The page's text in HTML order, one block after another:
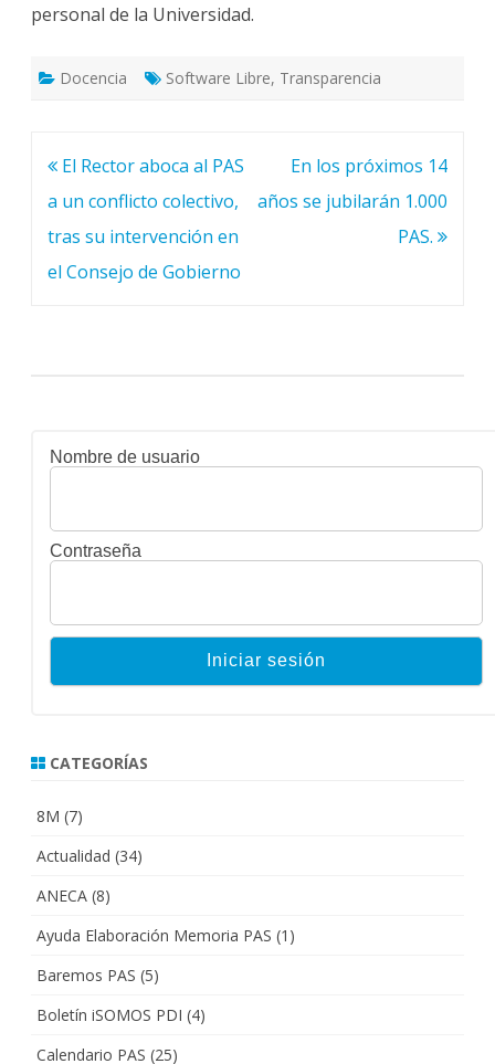
personal de la Universidad.
Docencia Software Libre, Transparencia
Navegación
de
entradas
El Rector aboca al PAS
a un conflicto colectivo,
tras su intervención en
el Consejo de Gobierno
En los próximos 14
años se jubilarán 1.000
PAS.
Nombre de usuario
Contraseña
CATEGORÍAS
8M (7)
Actualidad (34)
ANECA (8)
Ayuda Elaboración Memoria PAS (1)
Baremos PAS (5)
Boletín iSOMOS PDI (4)
Calendario PAS (25)